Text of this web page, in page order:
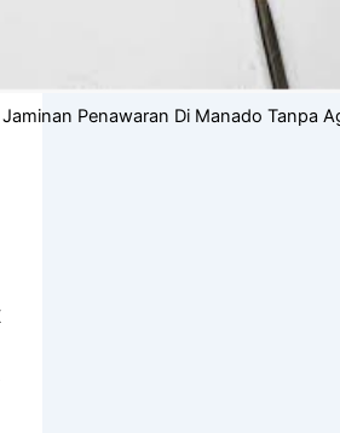
Penawaran Di Manado Tanpa